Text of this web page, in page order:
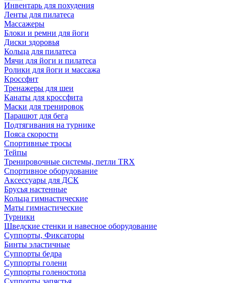
Инвентарь для похудения
Ленты для пилатеса
Массажеры
Блоки и ремни для йоги
Диски здоровья
Кольца для пилатеса
Мячи для йоги и пилатеса
Ролики для йоги и массажа
Кроссфит
Тренажеры для шеи
Канаты для кроссфита
Маски для тренировок
Парашют для бега
Подтягивания на турнике
Пояса скорости
Спортивные тросы
Тейпы
Тренировочные системы, петли TRX
Спортивное оборудование
Аксессуары для ДСК
Брусья настенные
Кольца гимнастические
Маты гимнастические
Турники
Шведские стенки и навесное оборудование
Суппорты, Фиксаторы
Бинты эластичные
Суппорты бедра
Суппорты голени
Суппорты голеностопа
Суппорты запястья